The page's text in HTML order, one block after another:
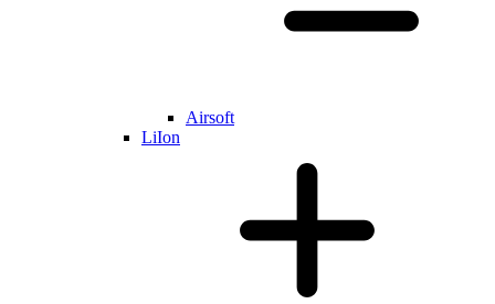
Airsoft
LiIon